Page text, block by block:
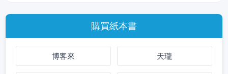
購買紙本書
博客來 天瓏